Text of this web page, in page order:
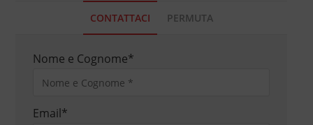
CONTATTACI PERMUTA
Nome e Cognome*
Email*